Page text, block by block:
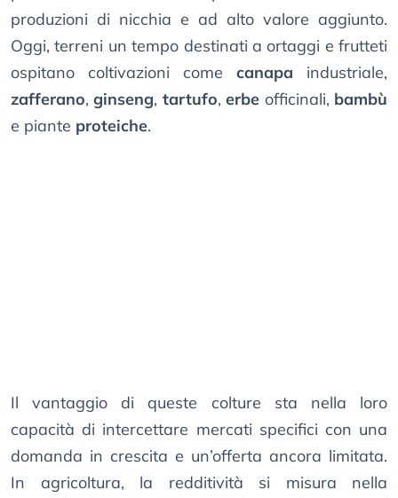
produzioni di nicchia e ad alto valore aggiunto.
Oggi, terreni un tempo destinati a ortaggi e frutteti
ospitano coltivazioni come canapa industriale,
zafferano,ginseng, tartufo,erbe officinali, bambù
e piante proteiche.
Il vantaggio di queste colture sta nella loro
capacità di intercettare mercati specifici con una
domanda in crescita e un’offerta ancora limitata.
In agricoltura, la redditività si misura nella